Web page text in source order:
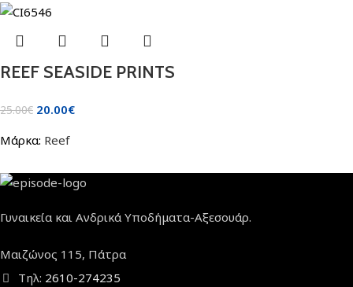
REEF SEASIDE PRINTS
25.00€ 20.00€
Μάρκα: Reef
Γυναικεία και Ανδρικά Υποδήματα-Αξεσουάρ.
Μαιζώνος 115, Πάτρα
Τηλ: 2610-274235